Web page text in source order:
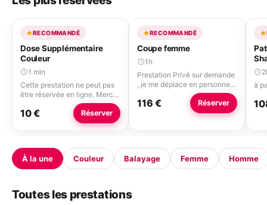
RECOMMANDÉ
Dose Supplémentaire
Couleur
1 min
Cette prestation ne peut pas
être réservée en ligne. Merci
d'appeler le 01 82 19 61 24.
10 € Réserver
RECOMMANDÉ
Coupe femme
1h
Prestation Privé sur demande
, je me déplace en personne
pour vous coiffer Cette
prestation ne peut pas être
réservée en ligne. Merci
116 € Réserver
à
À la une Couleur Balayage Femme Homme
Toutes les prestations